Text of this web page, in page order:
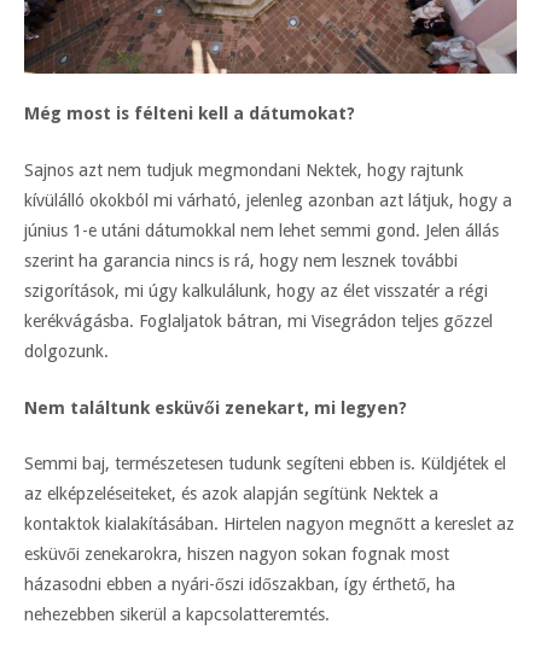
Még most is félteni kell a dátumokat?
Sajnos azt nem tudjuk megmondani Nektek, hogy rajtunk
kívülálló okokból mi várható, jelenleg azonban azt látjuk, hogy a
június 1-e utáni dátumokkal nem lehet semmi gond. Jelen állás
szerint ha garancia nincs is rá, hogy nem lesznek további
szigorítások, mi úgy kalkulálunk, hogy az élet visszatér a régi
kerékvágásba. Foglaljatok bátran, mi Visegrádon teljes gőzzel
dolgozunk.
Nem találtunk esküvői zenekart, mi legyen?
Semmi baj, természetesen tudunk segíteni ebben is. Küldjétek el
az elképzeléseiteket, és azok alapján segítünk Nektek a
kontaktok kialakításában. Hirtelen nagyon megnőtt a kereslet az
esküvői zenekarokra, hiszen nagyon sokan fognak most
házasodni ebben a nyári-őszi időszakban, így érthető, ha
nehezebben sikerül a kapcsolatteremtés.